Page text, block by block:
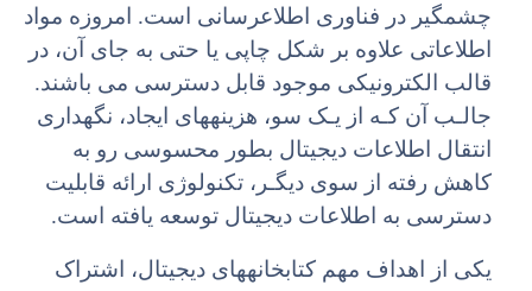
چشمگیر در فناوری اطلاعرسانی است. امروزه مواد
اطلاعاتی علاوه بر شکل چاپی یا حتی به جای آن، در
قالب الکترونیکی موجود قابل دسترسی می باشند.
جالـب آن کـه از یـک سو، هزینههای ایجاد، نگهداری
انتقال اطلاعات دیجیتال بطور محسوسی رو به
کاهش رفته از سوی دیگـر، تکنولوژی ارائه قابلیت
دسترسی به اطلاعات دیجیتال توسعه یافته است.
یکی از اهداف مهم کتابخانههای دیجیتال، اشتراک